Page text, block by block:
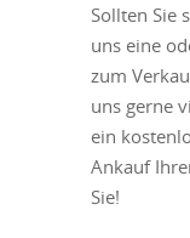
Sollten Sie
uns eine
zum
uns gerne
ein
Ankauf
Sie!